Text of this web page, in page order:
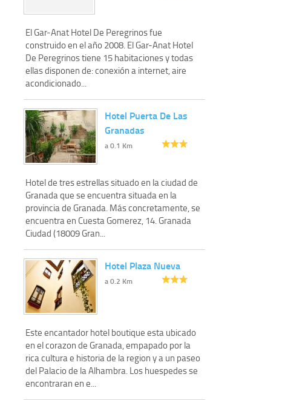
El Gar-Anat Hotel De Peregrinos fue
construido en el año 2008. El Gar-Anat Hotel
De Peregrinos tiene 15 habitaciones y todas
ellas disponen de: conexión a internet, aire
acondicionado...
Hotel Puerta De Las
Granadas
a 0.1 Km
Hotel de tres estrellas situado en la ciudad de
Granada que se encuentra situada en la
provincia de Granada. Más concretamente, se
encuentra en Cuesta Gomerez, 14. Granada
Ciudad (18009 Gran...
Hotel Plaza Nueva
a 0.2 Km
Este encantador hotel boutique esta ubicado
en el corazon de Granada, empapado por la
rica cultura e historia de la region y a un paseo
del Palacio de la Alhambra. Los huespedes se
encontraran en e...